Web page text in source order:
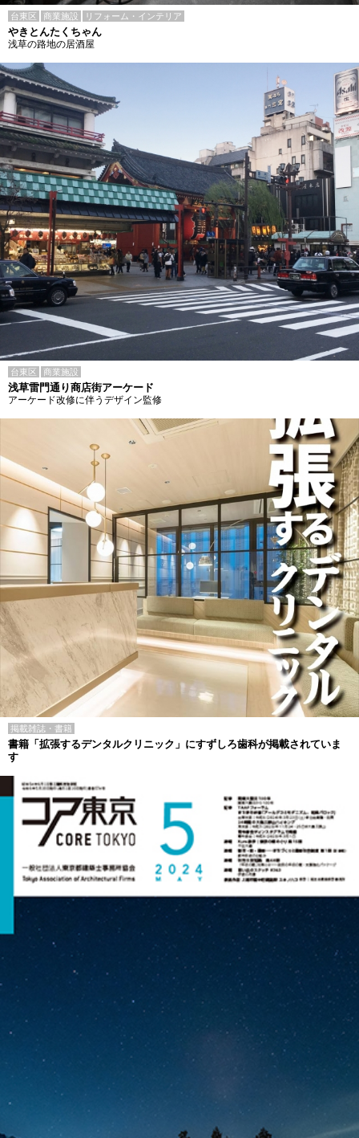
台東区 商業施設 リフォーム・インテリア
やきとんたくちゃん
浅草の路地の居酒屋
台東区 商業施設
浅草雷門通り商店街アーケード
アーケード改修に伴うデザイン監修
掲載雑誌・書籍
書籍「拡張するデンタルクリニック」にすずしろ歯科が掲載されていま
す